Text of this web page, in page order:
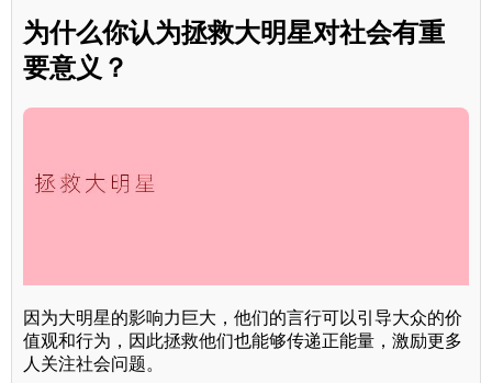
为什么你认为拯救大明星对社会有重
要意义？
因为大明星的影响力巨大，他们的言行可以引导大众的价
值观和行为，因此拯救他们也能够传递正能量，激励更多
人关注社会问题。